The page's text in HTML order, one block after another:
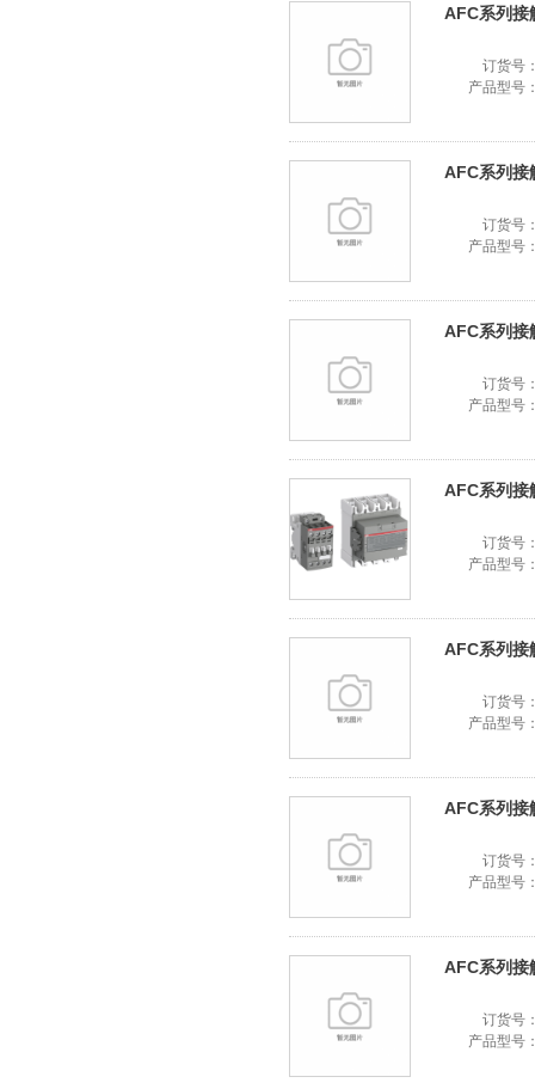
AFC系列接
订货号
产品型号
AFC系列接
订货号
产品型号
AFC系列接
订货号
产品型号
AFC系列接
订货号
产品型号
AFC系列接
订货号
产品型号
AFC系列接
订货号
产品型号
AFC系列接
订货号
产品型号